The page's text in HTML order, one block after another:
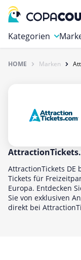
Kategorien
Auto, Motorrad &
Computer &
Essen & Trinken
Foto, Druck & Büro
Gaming &
Garten, Haushalt
HOME Marken
AttractionTickets DE
Tickets für
Europa. Entdecken
Sie von exklusiven
direkt bei